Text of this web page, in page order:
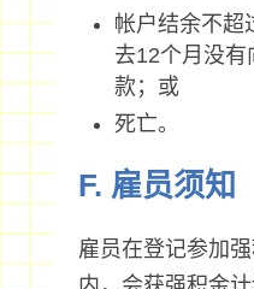
帐户结余不超
去12个月没
款；或
死亡。
F. 雇员须知
雇员在登记参加